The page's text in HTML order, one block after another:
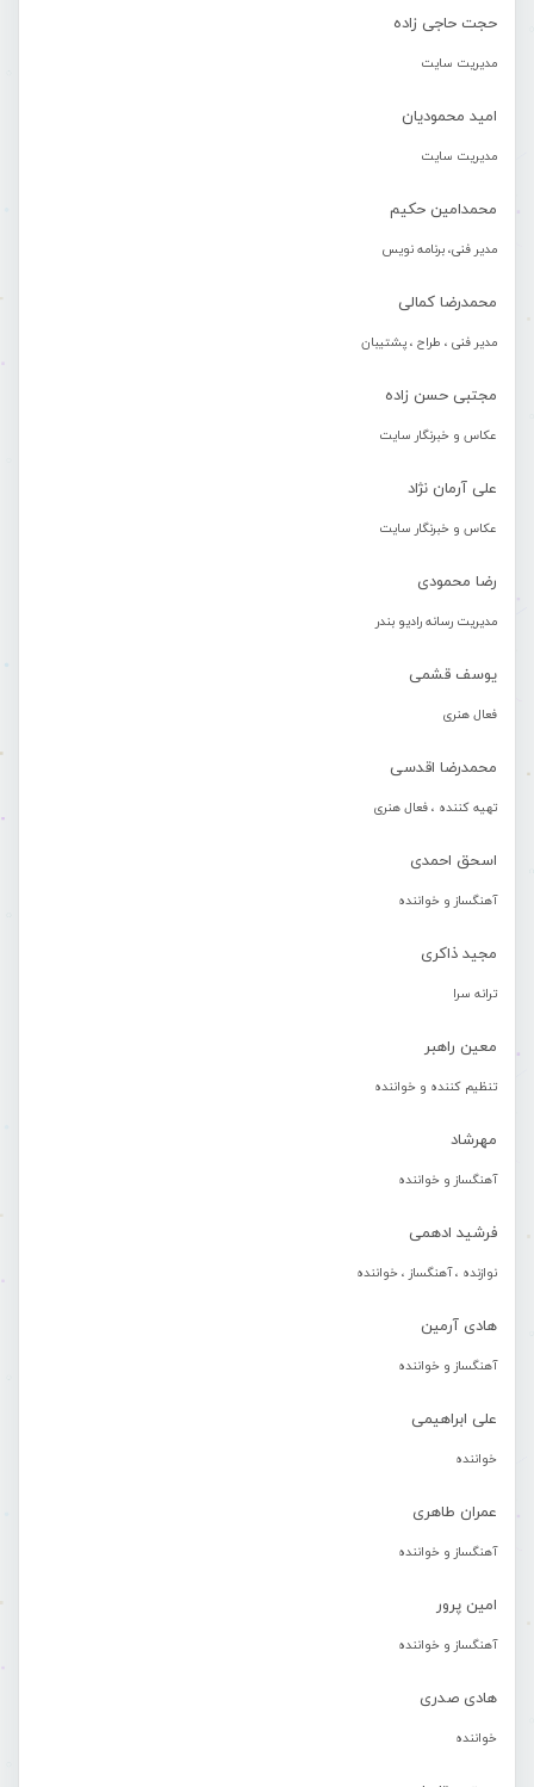
حجت حاجی زاده
مدیریت سایت
امید محمودیان
مدیریت سایت
محمدامین حکیم
مدیر فنی، برنامه نویس
محمدرضا کمالی
مدیر فنی ، طراح ، پشتیبان
مجتبی حسن زاده
عکاس و خبرنگار سایت
علی آرمان نژاد
عکاس و خبرنگار سایت
رضا محمودی
مدیریت رسانه رادیو بندر
یوسف قشمی
فعال هنری
محمدرضا اقدسی
تهیه کننده ، فعال هنری
اسحق احمدی
آهنگساز و خواننده
مجید ذاکری
ترانه سرا
معین راهبر
تنظیم کننده و خواننده
مهرشاد
آهنگساز و خواننده
فرشید ادهمی
نوازنده ، آهنگساز ، خواننده
هادی آرمین
آهنگساز و خواننده
علی ابراهیمی
خواننده
عمران طاهری
آهنگساز و خواننده
امین پرور
آهنگساز و خواننده
هادی صدری
خواننده